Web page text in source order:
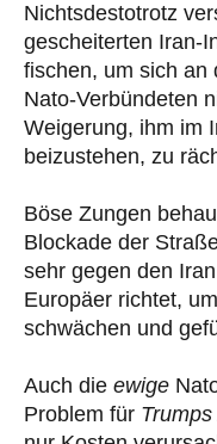
Nichtsdestotrotz
gescheiterten Iran-
fischen, um sich an
Nato-Verbündeten
Weigerung, ihm im
beizustehen, zu
Böse Zungen
Blockade der
sehr gegen den
Europäer richtet,
schwächen und
Auch die ewige
Problem für Trumps